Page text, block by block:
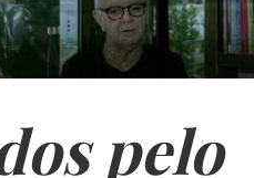
pelo